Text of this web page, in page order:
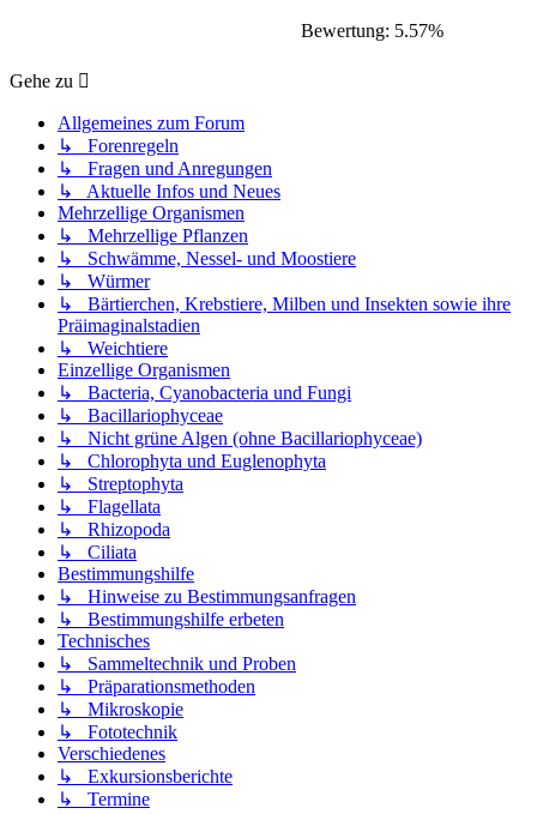
Bewertung: 5.57%
Gehe zu
Allgemeines zum Forum
↳ Forenregeln
↳ Fragen und Anregungen
↳ Aktuelle Infos und Neues
Mehrzellige Organismen
↳ Mehrzellige Pflanzen
↳ Schwämme, Nessel- und Moostiere
↳ Würmer
↳ Bärtierchen, Krebstiere, Milben und Insekten sowie ihre
Präimaginalstadien
↳ Weichtiere
Einzellige Organismen
↳ Bacteria, Cyanobacteria und Fungi
↳ Bacillariophyceae
↳ Nicht grüne Algen (ohne Bacillariophyceae)
↳ Chlorophyta und Euglenophyta
↳ Streptophyta
↳ Flagellata
↳ Rhizopoda
↳ Ciliata
Bestimmungshilfe
↳ Hinweise zu Bestimmungsanfragen
↳ Bestimmungshilfe erbeten
Technisches
↳ Sammeltechnik und Proben
↳ Präparationsmethoden
↳ Mikroskopie
↳ Fototechnik
Verschiedenes
↳ Exkursionsberichte
↳ Termine